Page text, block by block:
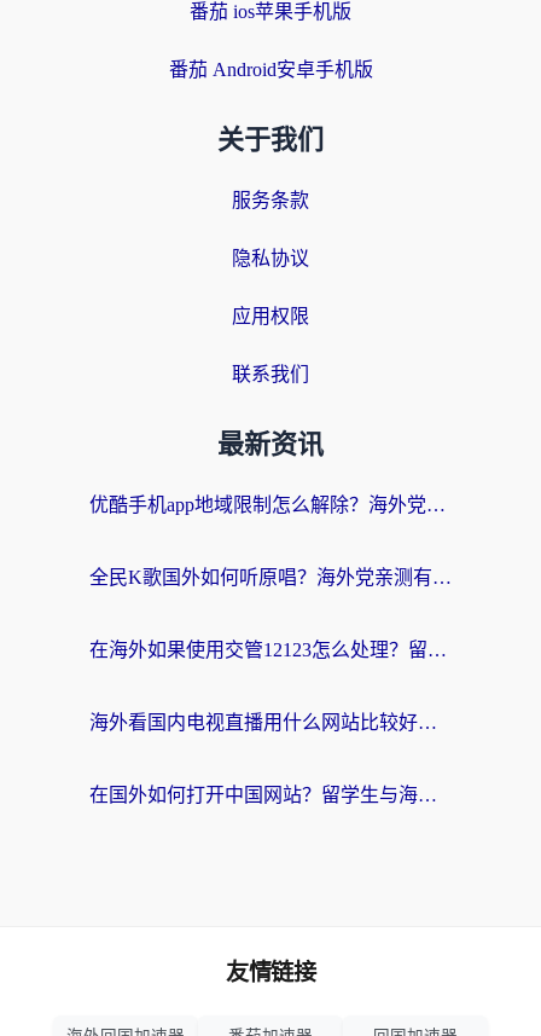
番茄 ios苹果手机版
番茄 Android安卓手机版
关于我们
服务条款
隐私协议
应用权限
联系我们
最新资讯
优酷手机app地域限制怎么解除？海外党亲测有效的追剧方案
全民K歌国外如何听原唱？海外党亲测有效的回国加速器选择指南
在海外如果使用交管12123怎么处理？留学生亲测有效的回国加速方案
海外看国内电视直播用什么网站比较好？一篇解决你所有追剧难题的实用指南
在国外如何打开中国网站？留学生与海外华人的无缝访问指南
友情链接